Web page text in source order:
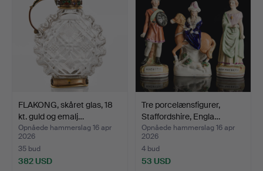
FLAKONG, skåret glas, 18
kt. guld og emalj…
Opnåede hammerslag 16 apr
2026
35 bud
382 USD
Tre porcelænsfigurer,
Staffordshire, Engla…
Opnåede hammerslag 16 apr
2026
4 bud
53 USD